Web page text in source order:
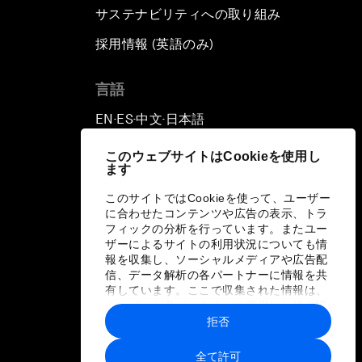
このウェブサイトはCookieを使用し
ます
このサイトではCookieを使って、ユーザー
に合わせたコンテンツや広告の表示、トラ
フィックの分析を行っています。またユー
ザーによるサイトの利用状況についても情
報を収集し、ソーシャルメディアや広告配
信、データ解析の各パートナーに情報を共
有しています。ここで収集された情報は、
ユーザーが各パートナーに提供した他の情
報や各パートナーのサービスを使用した際
に収集された情報と組み合わされ、各パー
トナーによって使用されることがありま
全て許可
拒否
サステナビリティへの取り組み
採用情報 (英語のみ)
言語
EN ▪ ES▪中文▪ 日本語